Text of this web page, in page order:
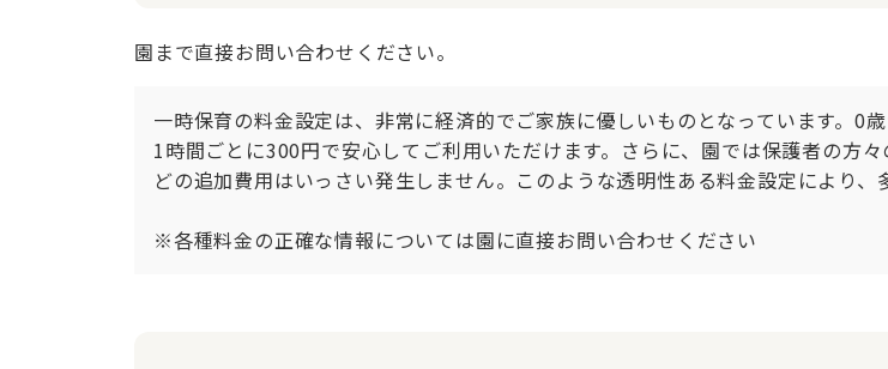
園まで直接お問い合わせください。
一時保育の料金設定は、非常に経済的でご家族に優しいものとなっています。
1時間ごとに300円で安心してご利用いただけます。さらに、園では保護者の方
どの追加費用はいっさい発生しません。このような透明性ある料金設定により、
※各種料金の正確な情報については園に直接お問い合わせください